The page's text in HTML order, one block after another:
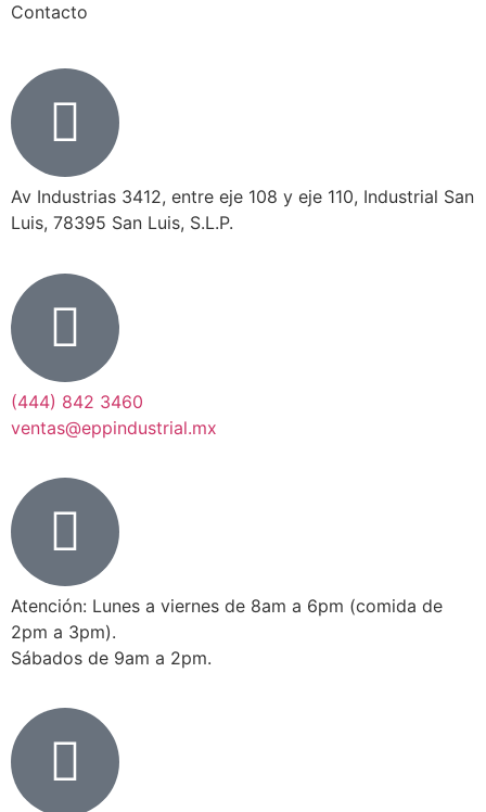
Contacto
Av Industrias 3412, entre eje 108 y eje 110, Industrial San
Luis, 78395 San Luis, S.L.P.
(444) 842 3460
ventas@eppindustrial.mx
Atención: Lunes a viernes de 8am a 6pm (comida de
2pm a 3pm).
Sábados de 9am a 2pm.